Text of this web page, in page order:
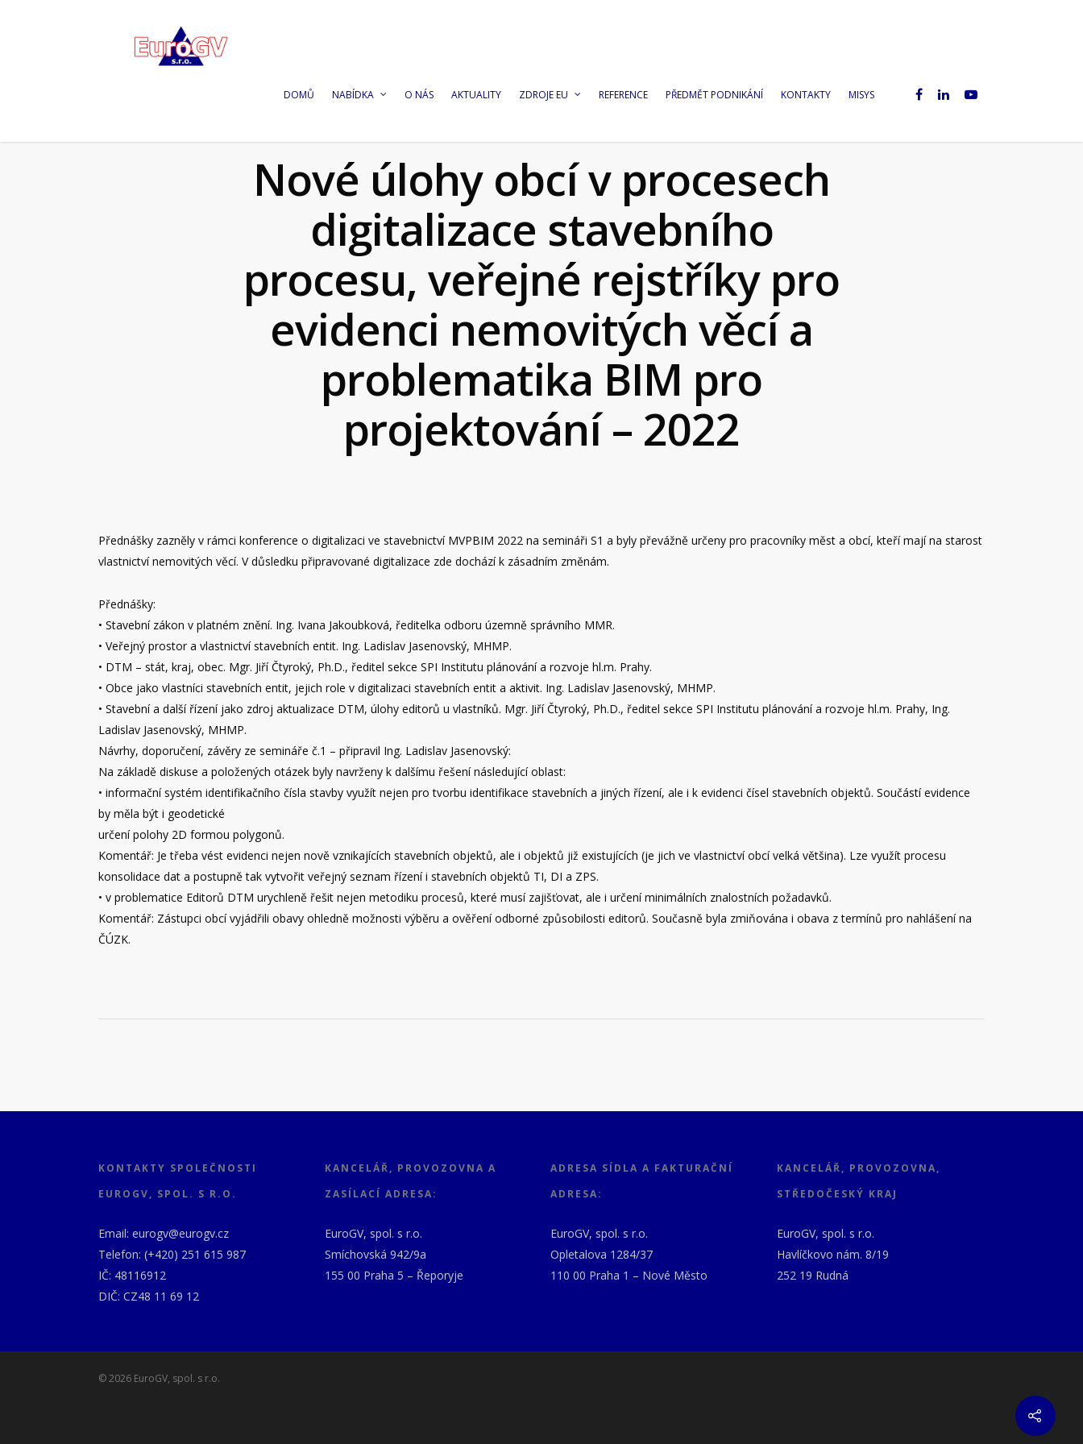
DOMŮ NABÍDKA O NÁS AKTUALITY ZDROJE EU REFERENCE PŘEDMĚT PODNIKÁNÍ KONTAKTY MISYS
Nové úlohy obcí v procesech
digitalizace stavebního
procesu, veřejné rejstříky pro
evidenci nemovitých věcí a
problematika BIM pro
projektování – 2022
Přednášky zazněly v rámci konference o digitalizaci ve stavebnictví MVPBIM 2022 na semináři S1 a byly převážně určeny pro pracovníky měst a obcí, kteří mají na starost
vlastnictví nemovitých věcí. V důsledku připravované digitalizace zde dochází k zásadním změnám.
Přednášky:
• Stavební zákon v platném znění. Ing. Ivana Jakoubková, ředitelka odboru územně správního MMR.
• Veřejný prostor a vlastnictví stavebních entit. Ing. Ladislav Jasenovský, MHMP.
• DTM – stát, kraj, obec. Mgr. Jiří Čtyroký, Ph.D., ředitel sekce SPI Institutu plánování a rozvoje hl.m. Prahy.
• Obce jako vlastníci stavebních entit, jejich role v digitalizaci stavebních entit a aktivit. Ing. Ladislav Jasenovský, MHMP.
• Stavební a další řízení jako zdroj aktualizace DTM, úlohy editorů u vlastníků. Mgr. Jiří Čtyroký, Ph.D., ředitel sekce SPI Institutu plánování a rozvoje hl.m. Prahy, Ing.
Ladislav Jasenovský, MHMP.
Návrhy, doporučení, závěry ze semináře č.1 – připravil Ing. Ladislav Jasenovský:
Na základě diskuse a položených otázek byly navrženy k dalšímu řešení následující oblast:
• informační systém identifikačního čísla stavby využít nejen pro tvorbu identifikace stavebních a jiných řízení, ale i k evidenci čísel stavebních objektů. Součástí evidence
by měla být i geodetické
určení polohy 2D formou polygonů.
Komentář: Je třeba vést evidenci nejen nově vznikajících stavebních objektů, ale i objektů již existujících (je jich ve vlastnictví obcí velká většina). Lze využít procesu
konsolidace dat a postupně tak vytvořit veřejný seznam řízení i stavebních objektů TI, DI a ZPS.
• v problematice Editorů DTM urychleně řešit nejen metodiku procesů, které musí zajišťovat, ale i určení minimálních znalostních požadavků.
Komentář: Zástupci obcí vyjádřili obavy ohledně možnosti výběru a ověření odborné způsobilosti editorů. Současně byla zmiňována i obava z termínů pro nahlášení na
ČÚZK.
KONTAKTY SPOLEČNOSTI
EUROGV, SPOL. S R.O.
Email: eurogv@eurogv.cz
Telefon: (+420) 251 615 987
IČ: 48116912
DIČ: CZ48 11 69 12
KANCELÁŘ, PROVOZOVNA A
ZASÍLACÍ ADRESA:
EuroGV, spol. s r.o.
Smíchovská 942/9a
155 00 Praha 5 – Řeporyje
ADRESA SÍDLA A FAKTURAČNÍ
ADRESA:
EuroGV, spol. s r.o.
Opletalova 1284/37
110 00 Praha 1 – Nové Město
KANCELÁŘ, PROVOZOVNA,
STŘEDOČESKÝ KRAJ
EuroGV, spol. s r.o.
Havlíčkovo nám. 8/19
252 19 Rudná
© 2026 EuroGV, spol. s r.o.